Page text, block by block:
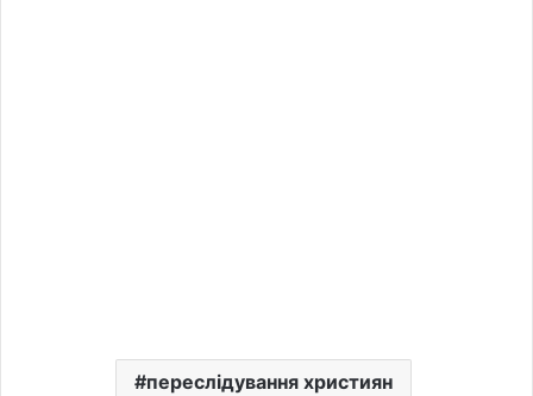
переслідування християн